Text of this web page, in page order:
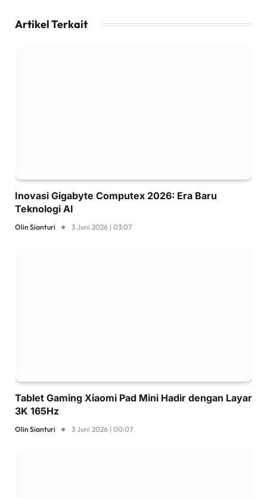
Artikel Terkait
Inovasi Gigabyte Computex 2026: Era Baru
Teknologi AI
Olin Sianturi 3 Juni 2026 | 03:07
Tablet Gaming Xiaomi Pad Mini Hadir dengan Layar
3K 165Hz
Olin Sianturi 3 Juni 2026 | 00:07